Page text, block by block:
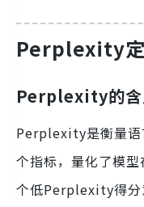
Perplexity定
Perplexity的含
Perplexity是衡量语
个指标，量化了模
个低Perplexity得分